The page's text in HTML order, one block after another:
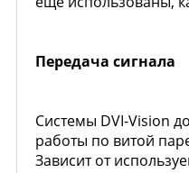
Передача сигнала
Системы DVI-Vision
работы по витой
Зависит от